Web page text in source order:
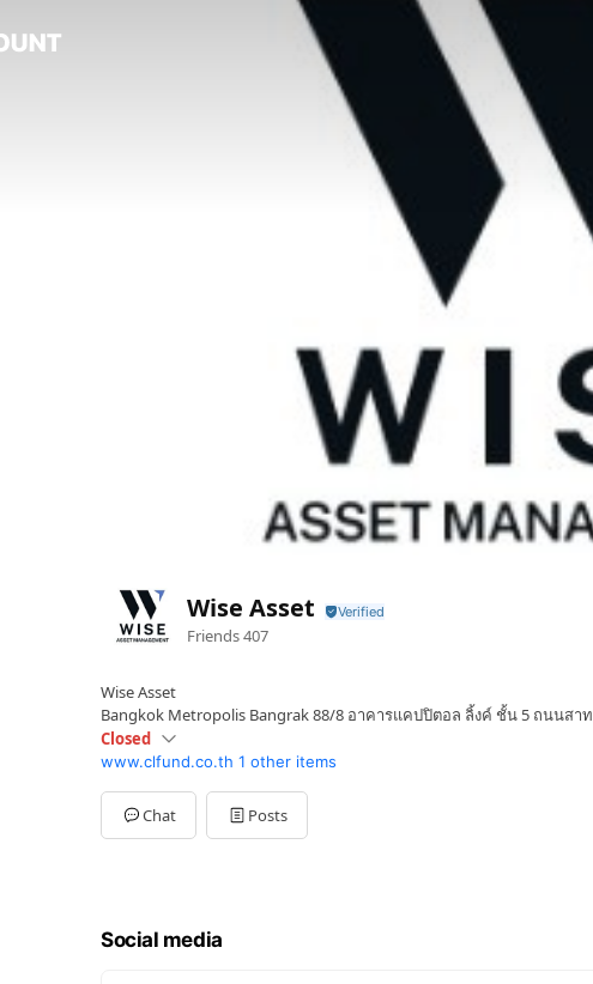
Wise Asset
Friends407
Wise Asset
Bangkok Metropolis Bangrak 88/8 อาคารแคปปิตอล ลิ้งค์ ชั้น 5 ถนนสา
Closed
SunClosed
Mon08:30 - 17:00
Tue08:30 - 17:00
Wed08:30 - 17:00
www.clfund.co.th 1 other items
Chat Posts
Social media